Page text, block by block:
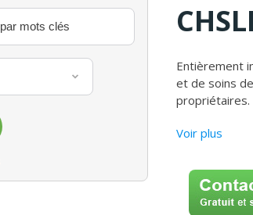
Entièrement
et de soins
Voir plus